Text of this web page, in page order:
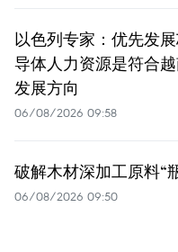
以色列专家：优先发
导体人力资源是符合
发展方向
06/08/2026 09:58
破解木材深加工原料“
06/08/2026 09:50